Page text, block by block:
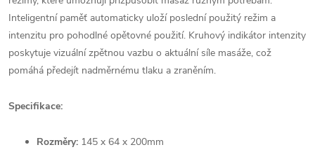
Inteligentní paměť automaticky uloží poslední použitý režim a
intenzitu pro pohodlné opětovné použití. Kruhový indikátor intenzity
poskytuje vizuální zpětnou vazbu o aktuální síle masáže, což
pomáhá předejít nadměrnému tlaku a zraněním.
Specifikace:
Rozměry: 145 x 64 x 200mm